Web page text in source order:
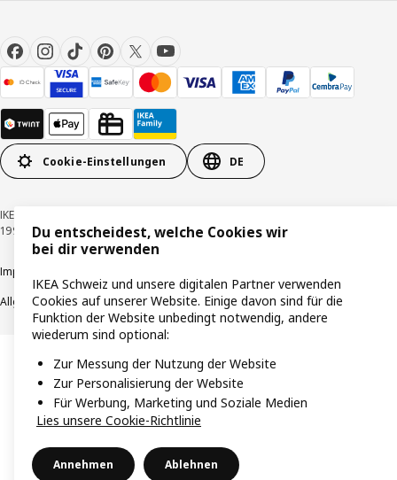
Cookie-Einstellungen DE
IKEA Schweiz - Müslistrasse 16, 8957 Spreitenbach © Inter IKEA Systems B.V.
1999-2026
Impressum / Datenschutzerklärung
Allgemeine Geschäftsbedingungen
Du entscheidest, welche Cookies wir
bei dir verwenden
IKEA Schweiz und unsere digitalen Partner verwenden
Cookies auf unserer Website. Einige davon sind für die
Funktion der Website unbedingt notwendig, andere
wiederum sind optional:
Zur Messung der Nutzung der Website
Zur Personalisierung der Website
Für Werbung, Marketing und Soziale Medien
Lies unsere Cookie-Richtlinie
Annehmen Ablehnen